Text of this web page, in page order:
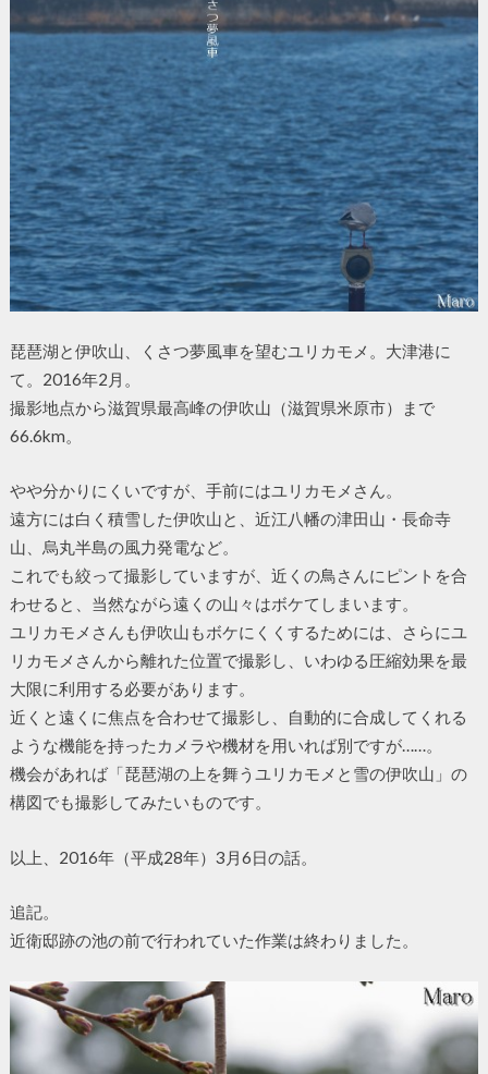
琵琶湖と伊吹山、くさつ夢風車を望むユリカモメ。大津港に
て。2016年2月。
撮影地点から滋賀県最高峰の伊吹山（滋賀県米原市）まで
66.6km。
やや分かりにくいですが、手前にはユリカモメさん。
遠方には白く積雪した伊吹山と、近江八幡の津田山・長命寺
山、烏丸半島の風力発電など。
これでも絞って撮影していますが、近くの鳥さんにピントを合
わせると、当然ながら遠くの山々はボケてしまいます。
ユリカモメさんも伊吹山もボケにくくするためには、さらにユ
リカモメさんから離れた位置で撮影し、いわゆる圧縮効果を最
大限に利用する必要があります。
近くと遠くに焦点を合わせて撮影し、自動的に合成してくれる
ような機能を持ったカメラや機材を用いれば別ですが……。
機会があれば「琵琶湖の上を舞うユリカモメと雪の伊吹山」の
構図でも撮影してみたいものです。
以上、2016年（平成28年）3月6日の話。
追記。
近衛邸跡の池の前で行われていた作業は終わりました。